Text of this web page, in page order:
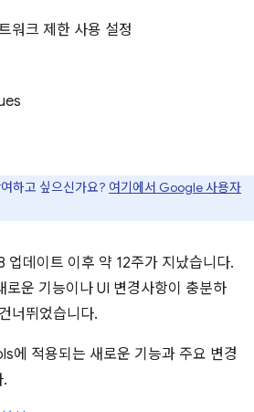
워크 제한 사용 설정
하고 싶으신가요? 여기에서 Google 사용자
데이트 이후 약 12주가 지났습니다.
로운 기능이나 UI 변경사항이 충분하
너뛰었습니다.
적용되는 새로운 기능과 주요 변경